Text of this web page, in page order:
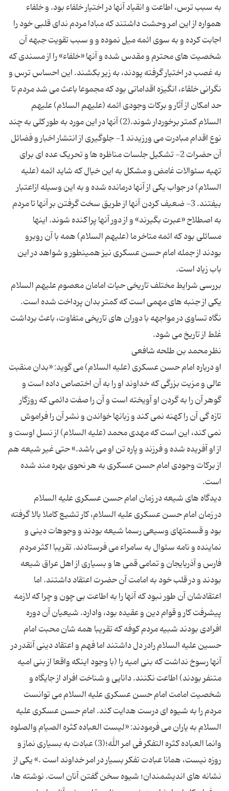
به سبب ترس، اطاعت و انقیاد آنها در اختیار خلفاء بود. و خلفاء
همواره از این امر وحشت داشتند که مبادا مردم ندای قلبی خود را
اجابت کرده و به سوی ائمه میل نموده و و سبب تقویت جبهه آن
شخصیت های محترم و مقدس شده و آنها «خلفاء» را از مسندی که
به غصب در اختیار گرفته پودند، به زیر بکشند. این احساس ترس و
نگرانی خلقاء، انگیزه اقداماتی بود که مجموعا باعث می شد مردم تا
حد امکان از آثار و برکات وجودی ائمه (علیهم السلام) علیهم
السلام کمتر برخوردار شوند.(2) آنها در این مورد به طور کلی به چند
نوع اقدام مبادرت می ورزیدند 1- جلوگیری از انتشار اخبار و فضائل
آن حضرات 2- تشکیل جلسات مناظره ها و تحریک عده ای برای
تهیه سئوالات غامض و مشکل به این خیال که شاید ائمه (علیه
السلام) در جواب یکی از آنها درمانده شده و به این وسیله ازاعتبار
بیفتند. 3- ضعیف کردن آنها از طریق سخت گرفتن بر آنها تا مردم
به اصطلاح «عبرت بگیرند» و از دور آنها پراکنده شوند. اینها
مسائلی بود که ائمه متاخر ما (علیهم السلام) همه با آن روبرو
بودند از جمله امام حسن عسکری نیز همینطور و شواهد در این
بررسی شرایط مختلف تاریخی حیات امامان معصوم علیهم السلام
یکی از جنبه های مهمی است که کمتر بدان پرداخت شده است.
نگاه تساوی در مواجهه با دوران های تاریخی متفاوت، باعث برداشت
او درباره امام حسن عسکری (علیه السلام) می گوید: «بدان منقبت
عالی و مزیت بزرگی که خداوند او را به آن اختصاص داده است و
گوهر آن را به گردن او آویخته است و آن را صفت دائمی که روزگار
تازه گی آن را کهنه نمی کند و زبانها خواندن و نشر آن را فراموش
نمی کند، این است که مهدی محمد (علیه السلام) از نسل اوست و
از او آفریده شده و فرزند و پاره تن او می باشد.» حتی غیر شیعه هم
از برکات وجودی امام حسن عسکری به هر نحوی بهره مند شده
در زمان امام حسن عسکری علیه السلام، کار تشیع کاملا بالا گرفته
بود و قسمتهای وسیعی رسما شیعه بودند و وجوهات دینی و
نماینده و نامه سئوال به سامراء می فرستادند. تقریبا اکثر مردم
فارس و آذربایجان و تمامی قمی ها و بسیاری از اهل عراق شیعه
بودند و در قلب خود به امامت آن حضرت اعتقاد داشتند. اما
اعتقادشان آن طور نبود که آنها را به اطاعت بی چون و چرا که لازمه
پیشرفت کار و قوام دین و عقیده بود، وادارد. شیعیان آن دوره
افرادی بودند شبیه مردم کوفه که تقریبا همه شان محبت امام
حسین علیه السلام رادر دل داشتند اما فهم و اعتقاد دینی آنقدر در
آنها رسوخ نداشت که بنی امیه را (با وجود اینکه واقعا از بنی امیه
متنفر بودند) اطاعت نکنند. دانایی و شناخت افراد از جایگاه و
شخصیت امامت امام حسن عسکری علیه السلام می توانست
مردم را به شیوه ای درست هدایت کند. امام حسن عسکری علیه
السلام به یاران می فرمودند: «لیست العباده کثره الصیام والصلوه
وانما العباده کثره التفکر فی امر الله؛(3) عبادت به بسیاری نماز و
روزه نیست، همانا عبادت تفکر بسیار در امر خداوند است .» یکی از
نشانه های اندیشمندان؛ شیوه سخن گفتن آنان است. نوشته ها،